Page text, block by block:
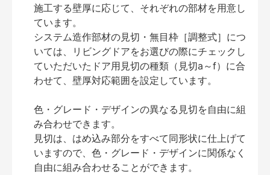
施工する壁厚に応じて、それぞれの部材を用意し
ています。
システム造作部材の見切・無目枠［調整式］につ
いては、リビングドアをお選びの際にチェックし
ていただいたドア用見切の種類（見切a～f）に合
わせて、壁厚対応範囲を設定しています。
色・グレード・デザインの異なる見切を自由に組
み合わせできます。
見切は、はめ込み部分をすべて同形状に仕上げて
いますので、色・グレード・デザインに関係なく
自由に組み合わせることができます。